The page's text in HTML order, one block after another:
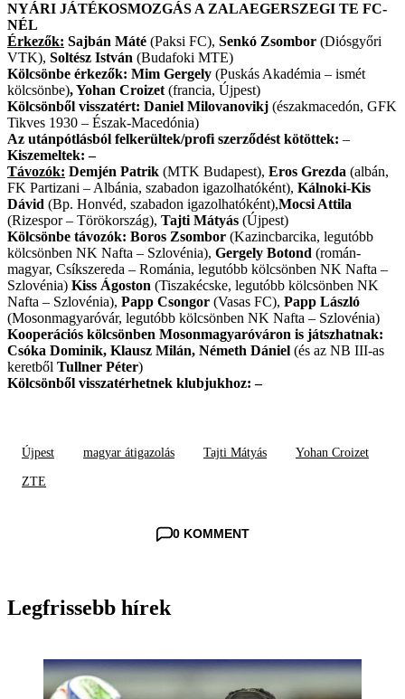
NYÁRI JÁTÉKOSMOZGÁS A ZALAEGERSZEGI TE FC-
NÉL
Érkezők: Sajbán Máté (Paksi FC), Senkó Zsombor (Diósgyőri
VTK), Soltész István (Budafoki MTE)
Kölcsönbe érkezők: Mim Gergely (Puskás Akadémia – ismét
kölcsönbe), Yohan Croizet (francia, Újpest)
Kölcsönből visszatért: Daniel Milovanovikj (északmacedón, GFK
Tikves 1930 – Észak-Macedónia)
Az utánpótlásból felkerültek/profi szerződést kötöttek: –
Kiszemeltek: –
Távozók: Demjén Patrik (MTK Budapest), Eros Grezda (albán,
FK Partizani – Albánia, szabadon igazolhatóként), Kálnoki-Kis
Dávid (Bp. Honvéd, szabadon igazolhatóként),Mocsi Attila
(Rizespor – Törökország), Tajti Mátyás (Újpest)
Kölcsönbe távozók: Boros Zsombor (Kazincbarcika, legutóbb
kölcsönben NK Nafta – Szlovénia), Gergely Botond (román-
magyar, Csíkszereda – Románia, legutóbb kölcsönben NK Nafta –
Szlovénia) Kiss Ágoston (Tiszakécske, legutóbb kölcsönben NK
Nafta – Szlovénia), Papp Csongor (Vasas FC), Papp László
(Mosonmagyaróvár, legutóbb kölcsönben NK Nafta – Szlovénia)
Kooperációs kölcsönben Mosonmagyaróváron is játszhatnak:
Csóka Dominik, Klausz Milán, Németh Dániel (és az NB III-as
keretből Tullner Péter)
Kölcsönből visszatérhetnek klubjukhoz: –
Újpest magyar átigazolás Tajti Mátyás Yohan Croizet
ZTE
0 KOMMENT
Legfrissebb hírek